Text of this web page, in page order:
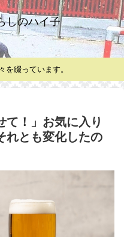
しのハイ子
を綴っています。
て！」お気に入り
れとも変化したの